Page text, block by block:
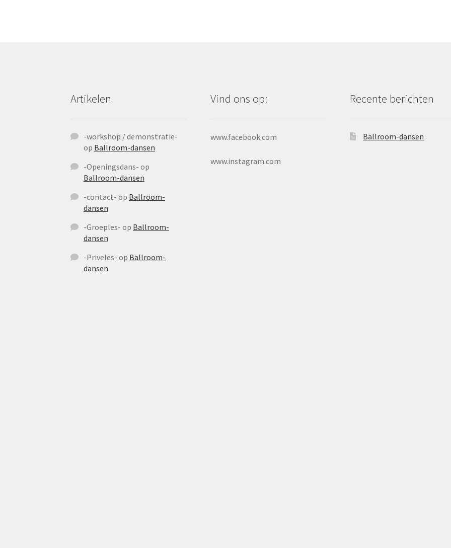
Artikelen
-workshop / demonstratie-
op Ballroom-dansen
-Openingsdans- op
Ballroom-dansen
-contact- op Ballroom-
dansen
-Groeples- op Ballroom-
dansen
-Priveles- op Ballroom-
dansen
Vind ons op:
www.facebook.com
www.instagram.com
Recente berichten
Ballroom-dansen